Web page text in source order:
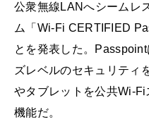
公衆無線LANへシームレ
ム「Wi-Fi CERTIFIED
とを発表した。
ズレベルのセキュリティ
やタブレットを公共Wi-
機能だ。